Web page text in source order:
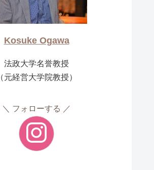
Kosuke Ogawa
法政大学名誉教授
（元経営大学院教授）
フォローする